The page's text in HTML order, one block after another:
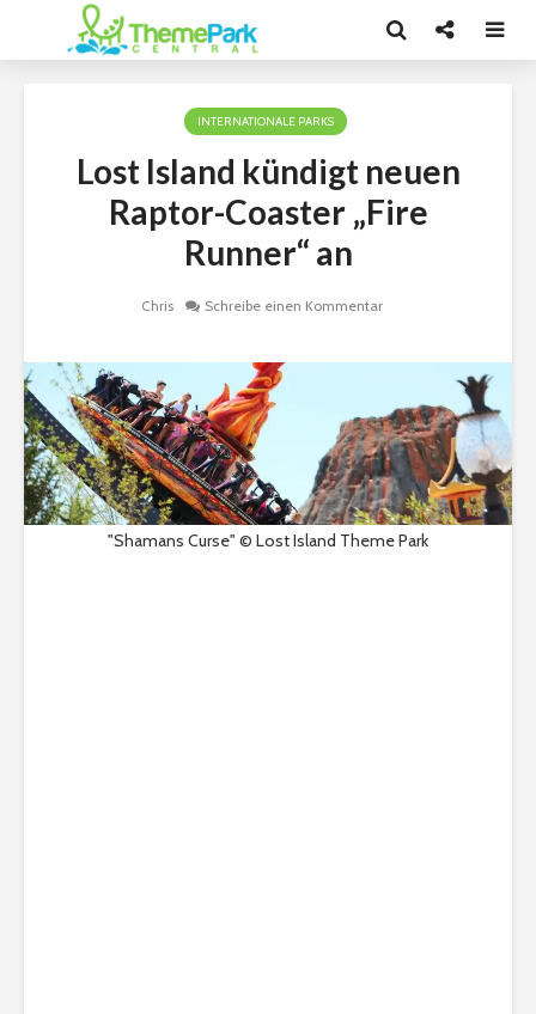
INTERNATIONALE PARKS
Lost Island kündigt neuen
Raptor-Coaster „Fire
Runner“ an
Chris Schreibe einen Kommentar
"Shamans Curse" © Lost Island Theme Park